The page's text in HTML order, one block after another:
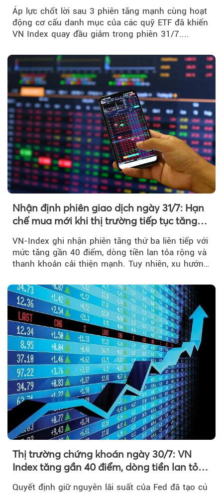
Index giảm gần 9 điểm trong phiên cuối...
Áp lực chốt lời sau 3 phiên tăng mạnh cùng hoạt
động cơ cấu danh mục của các quỹ ETF đã khiến
VN Index quay đầu giảm trong phiên 31/7....
Nhận định phiên giao dịch ngày 31/7: Hạn
chế mua mới khi thị trường tiếp tục tăng
VN-Index ghi nhận phiên tăng thứ ba liên tiếp với
mức tăng gần 40 điểm, dòng tiền lan tỏa rộng và
thanh khoản cải thiện mạnh. Tuy nhiên, xu hướng
Thị trường chứng khoán ngày 30/7: VN
Index tăng gần 40 điểm, dòng tiền lan tỏa
mạnh sau tín hiệu tích cực từ Fed
Quyết định giữ nguyên lãi suất của Fed đã tạo cú